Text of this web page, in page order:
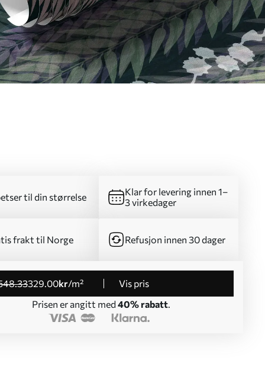
til din størrelse
Klar for levering innen 1–
3 virkedager
frakt til Norge Refusjon innen 30 dager
.33329.00kr/m²
Vis pris
Prisen er angitt med 40% rabatt.